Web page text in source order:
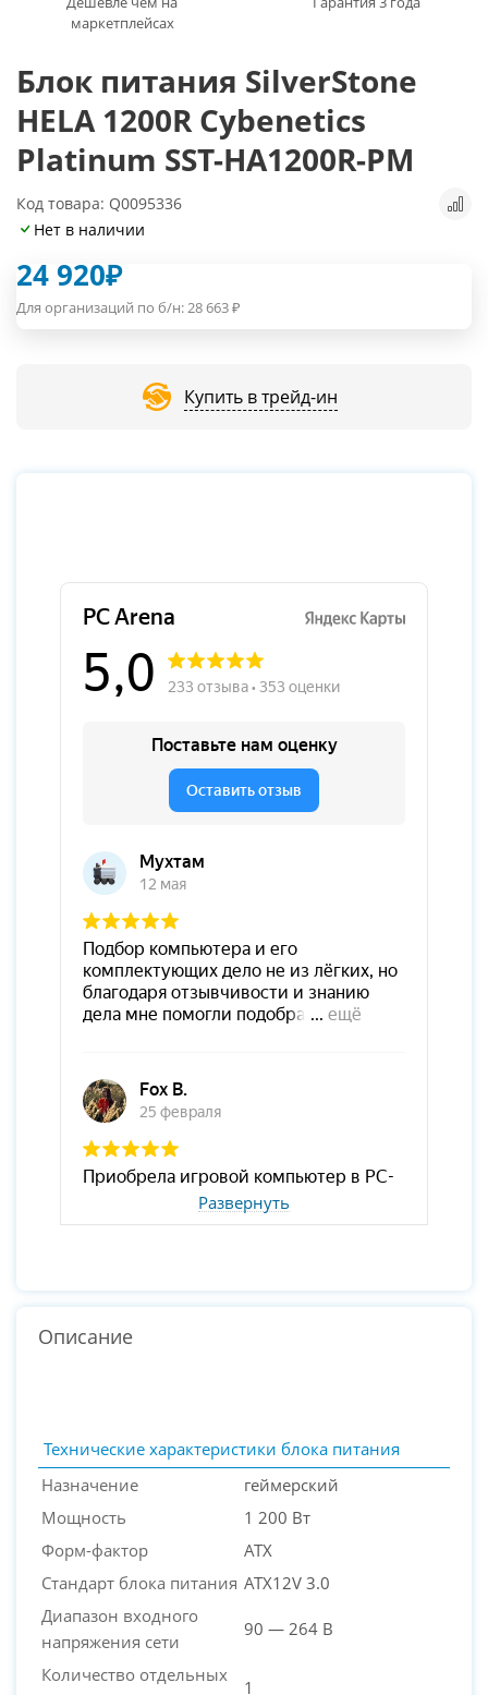
маркетплейсах
Блок питания SilverStone
HELA 1200R Cybenetics
Platinum SST-HA1200R-PM
Код товара: Q0095336
Нет в наличии
24 920₽
Для организаций по б/н:28 663₽
Купить в трейд-ин
Развернуть
Описание
Технические характеристики блока питания
Назначение
геймерский
Мощность
1 200 Вт
Форм-фактор
ATX
Стандарт блока питания ATX12V 3.0
Диапазон входного
напряжения сети
90 — 264 В
Количество отдельных
1